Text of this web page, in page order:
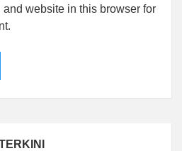
website in this browser for